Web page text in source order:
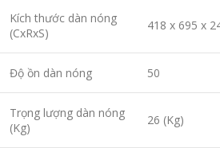
Kích thước dàn nóng
(CxRxS)
418 x 695 x
Độ ồn dàn nóng 50
Trọng lượng dàn nóng
(Kg)
26 (Kg)